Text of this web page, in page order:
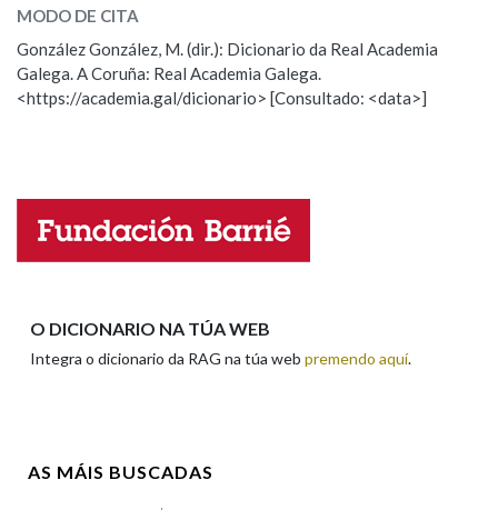
ESCOLLE UNHA OPCIÓN:
Observación Hai un erro na palabra
Propoño mellorar a definición
Nome
MODO DE CITA
González González, M. (dir.): Dicionario da Real Academia
Galega. A Coruña: Real Academia Galega.
<https://academia.gal/dicionario> [Consultado: <data>]
O DICIONARIO NA TÚA WEB
Integra o dicionario da RAG na túa web premendo aquí.
AS MÁIS BUSCADAS